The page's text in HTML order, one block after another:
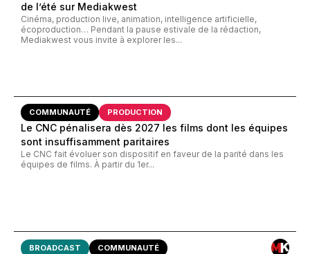
de l’été sur Mediakwest
Cinéma, production live, animation, intelligence artificielle,
écoproduction… Pendant la pause estivale de la rédaction,
Mediakwest vous invite à explorer les...
COMMUNAUTÉ PRODUCTION
Le CNC pénalisera dès 2027 les films dont les équipes
sont insuffisamment paritaires
Le CNC fait évoluer son dispositif en faveur de la parité dans les
équipes de films. À partir du 1er...
BROADCAST COMMUNAUTÉ